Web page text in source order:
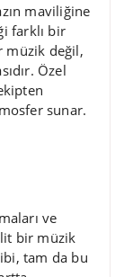
maviliğine
farklı bir
müzik değil,
Özel
sunar.
ve
bir müzik
tam da bu